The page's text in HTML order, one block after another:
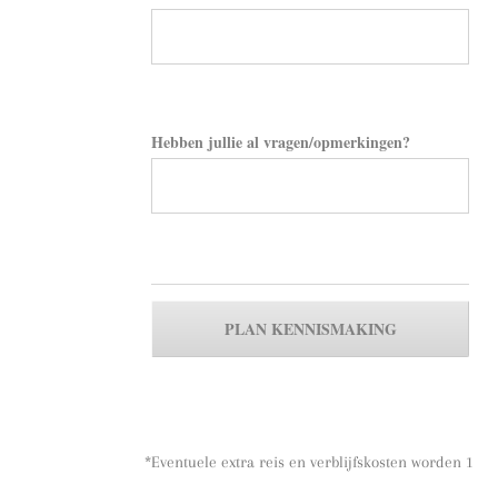
Hebben jullie al vragen/opmerkingen?
*Eventuele extra reis en verblijfskosten worden 1